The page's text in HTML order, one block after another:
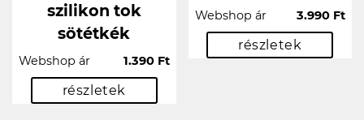
szilikon tok
sötétkék
Webshop ár 1.390 Ft
részletek
Webshop ár 3.990 Ft
részletek